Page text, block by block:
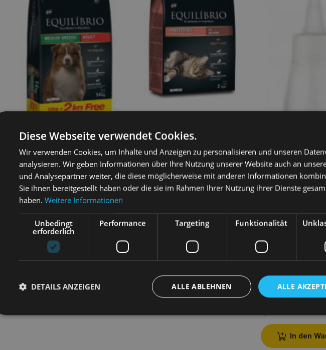
Equilibrio Mittlere Rasse
Erwachsene 12+2 kg
75,20€
Weiterlesen
kg
Weiterlesen
EUROWET
Hunde und Katzen
In den
Diese Webseite verwendet Cookies.
Wir verwenden Cookies, um Inhalte und Anzeigen zu personalisieren und unseren
analysieren. Wir geben Informationen über Ihre Nutzung unserer Website auch an
und Analysepartner weiter, die diese möglicherweise mit anderen Informationen
Sie ihnen bereitgestellt haben oder die sie im Rahmen Ihrer Nutzung ihrer Dienste
haben. Weitere Informationen
Unbedingt
erforderlich
Performance Targeting Funktionalität
ALLE
ALLE ABLEHNEN
DETAILS ANZEIGEN